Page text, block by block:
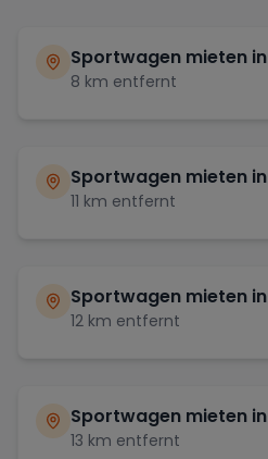
Sportwagen mieten in
8 km entfernt
Sportwagen mieten in
11 km entfernt
Sportwagen mieten in
12 km entfernt
Sportwagen mieten in
13 km entfernt